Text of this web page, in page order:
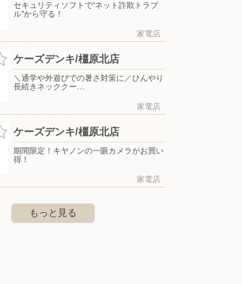
セキュリティソフトで“ネット詐欺トラブ
ル”から守る！
家電店
ケーズデンキ/橿原北店
＼通学や外遊びでの暑さ対策に／ひんやり
長続きネッククー…
家電店
ケーズデンキ/橿原北店
期間限定！キヤノンの一眼カメラがお買い
得！
家電店
もっと見る